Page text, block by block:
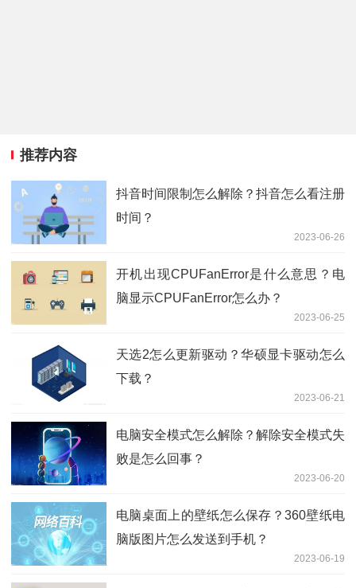
推荐内容
抖音时间限制怎么解除？抖音怎么看注册
时间？
2023-06-26
开机出现CPUFanError是什么意思？电
脑显示CPUFanError怎么办？
2023-06-25
天选2怎么更新驱动？华硕显卡驱动怎么
下载？
2023-06-21
电脑安全模式怎么解除？解除安全模式失
败是怎么回事？
2023-06-20
电脑桌面上的壁纸怎么保存？360壁纸电
脑版图片怎么发送到手机？
2023-06-19